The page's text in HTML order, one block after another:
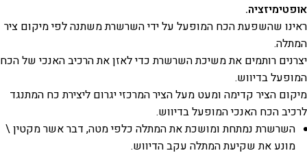
אופטימיזציה.
ראינו שהשפעת הכח המופעל על ידי השרשרת משתנה לפי מיקום ציר
המתלה.
יצרנים רותמים את משיכת השרשרת כדי לאזן את הרכיב האנכי של הכח
המופעל בדיווש.
מיקום הציר קדימה ומעט מעל הציר המרכזי יגרום ליצירת כח המתנגד
לרכיב הכח האנכי המופעל בדיווש.
השרשרת נמתחת ומושכת את המתלה כלפי מטה, דבר אשר מקטין \
מונע את שקיעת המתלה עקב הדיווש.